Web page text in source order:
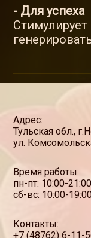
- Для успеха
Стимулирует
Адрес:
Тульская обл.,
ул.
Время работы:
пн-пт: 10:00-21:00
сб-вс: 10:00-
Контакты:
+7 (48762) 6-11-